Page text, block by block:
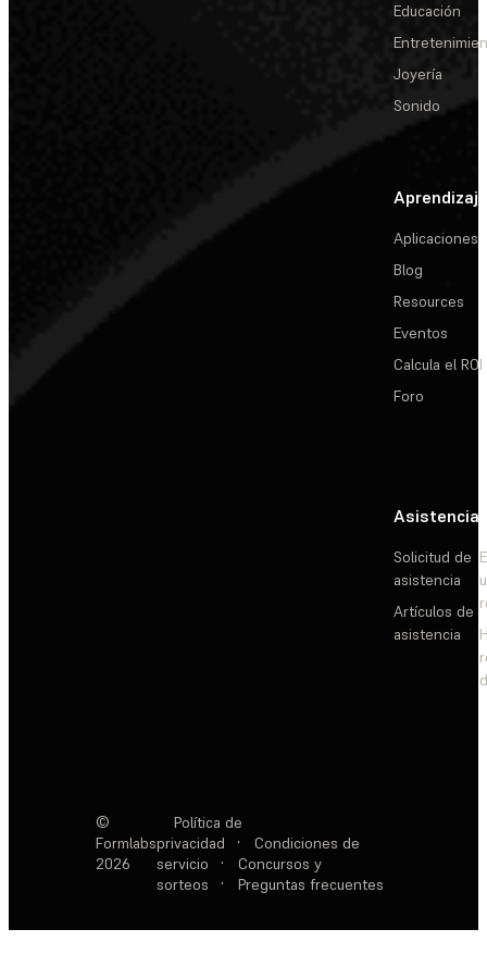
Educación
Joyería
Sonido
Aprendizaje
Aplicaciones
Blog
Resources
Eventos
Calcula el ROI
Foro
Asistencia
Solicitud de
asistencia
Artículos de
asistencia
©
Formlabs
2026
Política de
privacidad
·
Condiciones de
servicio
·
Concursos y
sorteos
· Preguntas frecuentes